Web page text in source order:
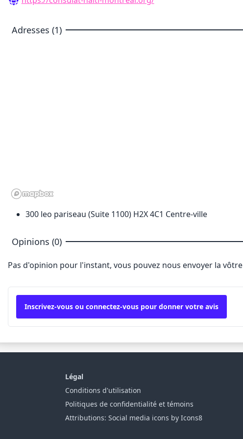
Adresses (1)
300 leo pariseau (Suite 1100) H2X 4C1 Centre-ville
Opinions (0)
Pas d'opinion pour l'instant, vous pouvez nous envoyer la vôtre
Inscrivez-vous ou connectez-vous pour donner votre avis
Légal
Conditions d'utilisation
Politiques de confidentialité et témoins
Attributions: Social media icons by Icons8